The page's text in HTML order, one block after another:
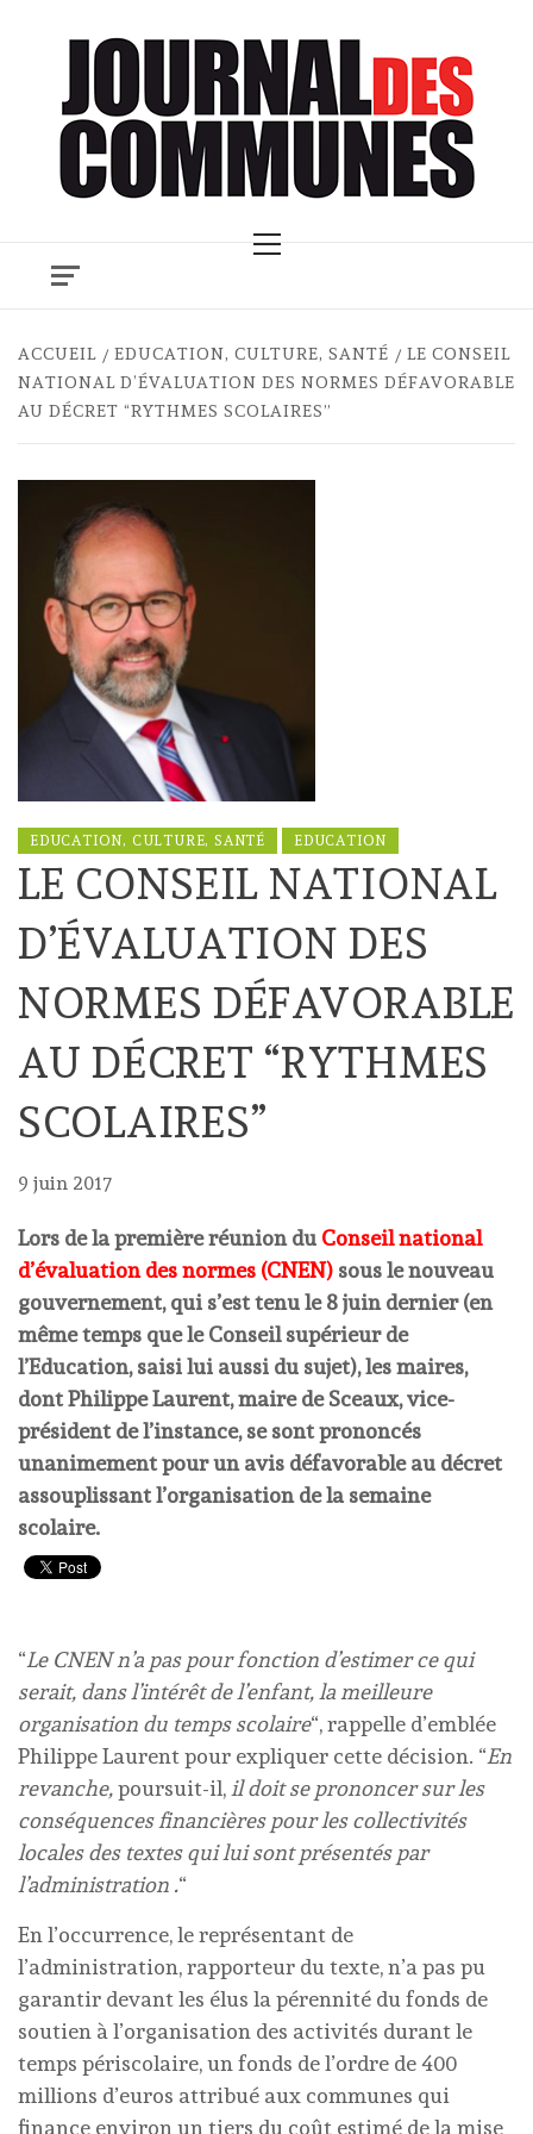
Menu
ACCUEIL EDUCATION, CULTURE, SANTÉ
LE CONSEIL
NATIONAL D’ÉVALUATION DES NORMES DÉFAVORABLE
AU DÉCRET “RYTHMES SCOLAIRES”
EDUCATION, CULTURE, SANTÉ EDUCATION
LE CONSEIL NATIONAL
D’ÉVALUATION DES
NORMES DÉFAVORABLE
AU DÉCRET “RYTHMES
SCOLAIRES”
9 juin 2017
Lors de la première réunion du Conseil national
d’évaluation des normes (CNEN) sous le nouveau
gouvernement, qui s’est tenu le 8 juin dernier (en
même temps que le Conseil supérieur de
l’Education, saisi lui aussi du sujet), les maires,
dont Philippe Laurent, maire de Sceaux, vice-
président de l’instance, se sont prononcés
unanimement pour un avis défavorable au décret
assouplissant l’organisation de la semaine
scolaire.
“Le CNEN n’a pas pour fonction d’estimer ce qui
serait, dans l’intérêt de l’enfant, la meilleure
organisation du temps scolaire“, rappelle d’emblée
Philippe Laurent pour expliquer cette décision. “En
revanche,poursuit-il, il doit se prononcer sur les
conséquences financières pour les collectivités
locales des textes qui lui sont présentés par
l’administration .“
En l’occurrence, le représentant de
l’administration, rapporteur du texte, n’a pas pu
garantir devant les élus la pérennité du fonds de
soutien à l’organisation des activités durant le
temps périscolaire, un fonds de l’ordre de 400
millions d’euros attribué aux communes qui
finance environ un tiers du coût estimé de la mise